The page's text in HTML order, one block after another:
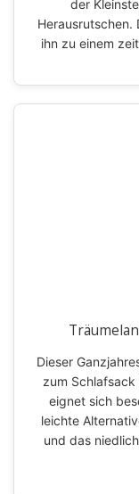
der
ihn zu einem
Dieser
zum
eignet sich
leichte
und das